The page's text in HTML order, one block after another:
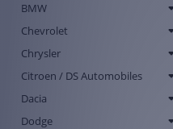
BMW
Chevrolet
Chrysler
Citroen / DS Automobiles
Dacia
Dodge